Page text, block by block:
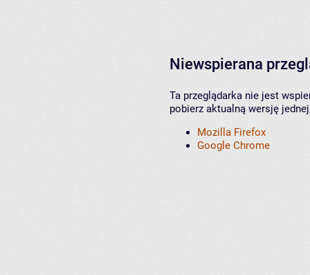
Niewspierana
Ta przeglądarka nie jest
pobierz aktualną wersję
Mozilla Firefox
Google Chrome